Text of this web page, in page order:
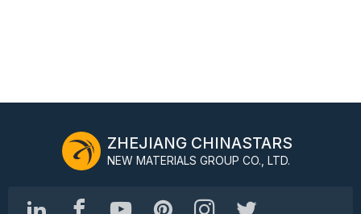
ZHEJIANG CHINASTARS
NEW MATERIALS GROUP CO., LTD.